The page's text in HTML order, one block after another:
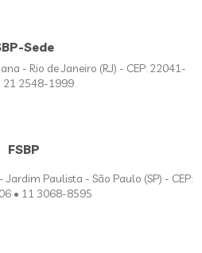
Sede
- Rio de Janeiro (RJ) - CEP: 22041-
21 2548-1999
FSBP
Paulista - São Paulo (SP) - CEP:
• 11 3068-8595